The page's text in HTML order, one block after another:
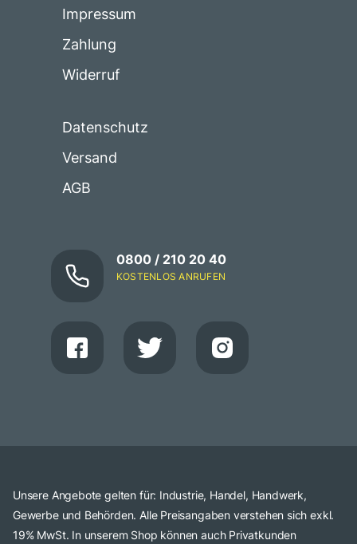
Impressum
Zahlung
Widerruf
Datenschutz
Versand
AGB
0800 / 210 20 40
KOSTENLOS ANRUFEN
Unsere Angebote gelten für: Industrie, Handel, Handwerk,
Gewerbe und Behörden. Alle Preisangaben verstehen sich exkl.
19% MwSt. In unserem Shop können auch Privatkunden